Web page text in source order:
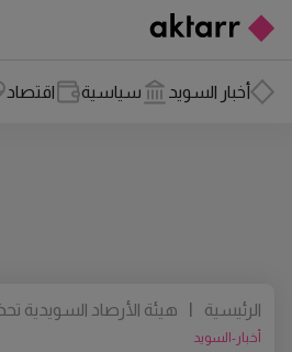
أخبار السويد سياسية اقتصاد
أخبار-السويد
الرئيسية
هيئة الأرصاد السويدية